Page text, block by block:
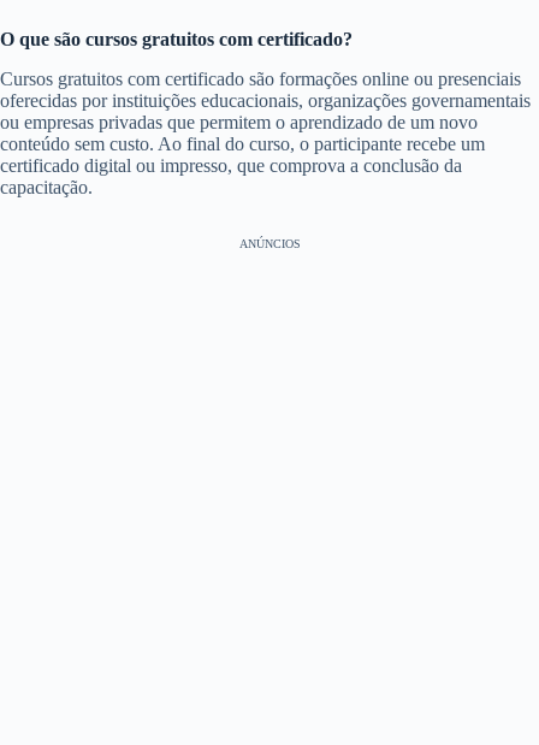
O que são cursos gratuitos com certificado?
Cursos gratuitos com certificado são formações online ou presenciais
oferecidas por instituições educacionais, organizações governamentais
ou empresas privadas que permitem o aprendizado de um novo
conteúdo sem custo. Ao final do curso, o participante recebe um
certificado digital ou impresso, que comprova a conclusão da
capacitação.
ANÚNCIOS